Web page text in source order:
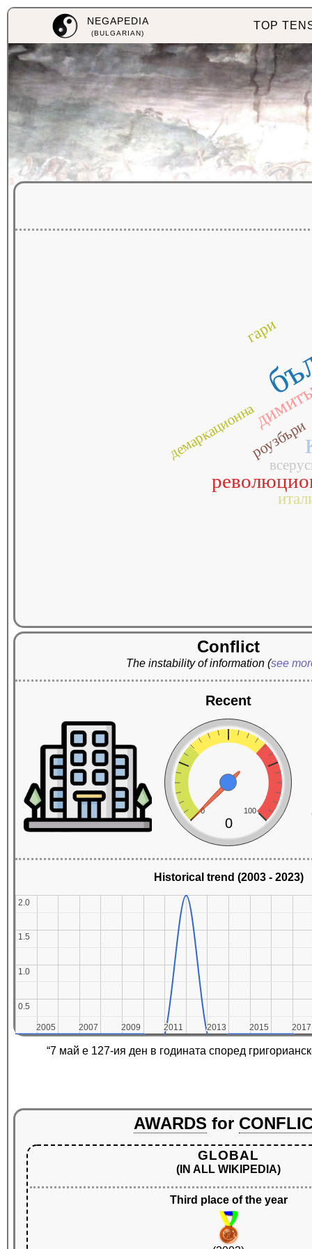
NEGAPEDIA
(BULGARIAN)
TOP
гари
роузбъри
демаркационна
Conflict
The instability of information (see
Recent
0 100
0
Historical trend (2003 - 2023)
2005
2005 2007
2007 2009
2009 2011
2011 2013
2013 2015
2015 2017
2017
0.5
0.5
1.0
1.0
1.5
1.5
2.0
2.0
“7 май е 127-ия ден в годината според
AWARDS for
GLOBAL
(IN ALL WIKIPEDIA)
Third place of the year